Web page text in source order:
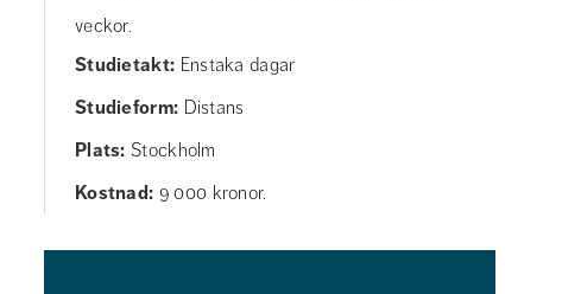
veckor.
Studietakt Enstaka dagar
Studieform Distans
Plats Stockholm
Kostnad 9 000 kronor.